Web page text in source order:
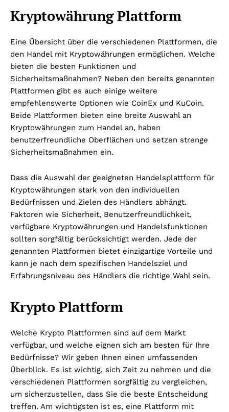
Kryptowährung Plattform
Eine Übersicht über die verschiedenen Plattformen, die
den Handel mit Kryptowährungen ermöglichen. Welche
bieten die besten Funktionen und
Sicherheitsmaßnahmen? Neben den bereits genannten
Plattformen gibt es auch einige weitere
empfehlenswerte Optionen wie CoinEx und KuCoin.
Beide Plattformen bieten eine breite Auswahl an
Kryptowährungen zum Handel an, haben
benutzerfreundliche Oberflächen und setzen strenge
Sicherheitsmaßnahmen ein.
Dass die Auswahl der geeigneten Handelsplattform für
Kryptowährungen stark von den individuellen
Bedürfnissen und Zielen des Händlers abhängt.
Faktoren wie Sicherheit, Benutzerfreundlichkeit,
verfügbare Kryptowährungen und Handelsfunktionen
sollten sorgfältig berücksichtigt werden. Jede der
genannten Plattformen bietet einzigartige Vorteile und
kann je nach dem spezifischen Handelsziel und
Erfahrungsniveau des Händlers die richtige Wahl sein.
Krypto Plattform
Welche Krypto Plattformen sind auf dem Markt
verfügbar, und welche eignen sich am besten für Ihre
Bedürfnisse? Wir geben Ihnen einen umfassenden
Überblick. Es ist wichtig, sich Zeit zu nehmen und die
verschiedenen Plattformen sorgfältig zu vergleichen,
um sicherzustellen, dass Sie die beste Entscheidung
treffen. Am wichtigsten ist es, eine Plattform mit